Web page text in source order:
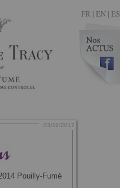
FR | EN | ES
Pouilly-Fumé
03/11/2017